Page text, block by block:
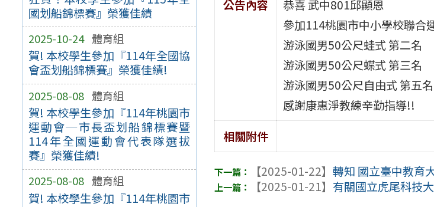
國划船錦標賽』榮獲佳績
2025-10-24 體育組
賀! 本校學生參加『114年全國協
會盃划船錦標賽』榮獲佳績!
2025-08-08 體育組
賀! 本校學生參加『114年桃園市
運動會─市長盃划船錦標賽暨
114年全國運動會代表隊選拔
賽』榮獲佳績!
2025-08-08 體育組
賀! 本校學生參加『114年桃園市
公告內容
恭喜 武中801邱顯恩
參加114桃園市中小學校聯合
游泳國男50公尺蛙式 第二名
游泳國男50公尺蝶式 第三名
游泳國男50公尺自由式 第五名
感謝康惠淨教練辛勤指導!!
相關附件
【2025-01-22】轉知 國立臺中教育
【2025-01-21】 有關國立虎尾科技